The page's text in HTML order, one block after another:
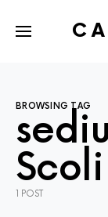
BROWSING TAG
1 POST